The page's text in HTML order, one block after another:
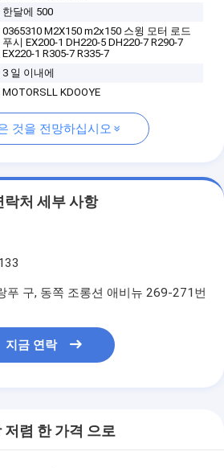
한달에 500
0365310 M2X150 m2x150 스윙 모터 로드
푸시 EX200-1 DH220-5 DH220-7 R290-7
EX220-1 R305-7 R335-7
3 일 이내에
MOTORSLL KDOOYE
것을 전망하십시오
락처 세부 사항
푸 구, 동쪽 조롱션 애비뉴 269-271번
지금 연락
저렴 한 가격 으로